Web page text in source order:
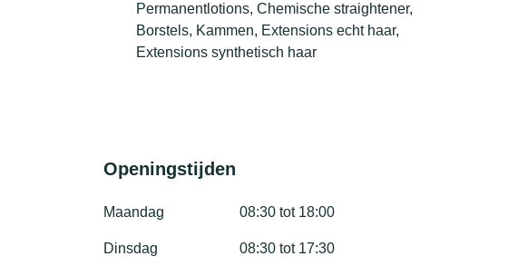
Permanentlotions, Chemische straightener,
Borstels, Kammen, Extensions echt haar,
Extensions synthetisch haar
Openingstijden
Maandag 08:30 tot 18:00
Dinsdag 08:30 tot 17:30